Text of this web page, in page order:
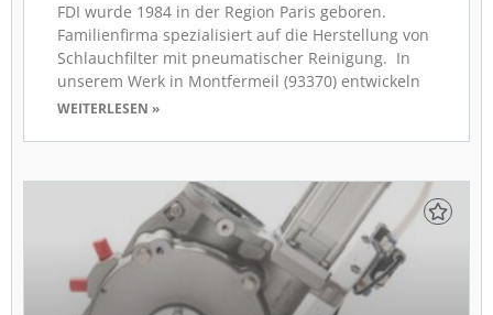
FDI wurde 1984 in der Region Paris geboren.
Familienfirma spezialisiert auf die Herstellung von
Schlauchfilter mit pneumatischer Reinigung. In
unserem Werk in Montfermeil (93370) entwickeln
WEITERLESEN »